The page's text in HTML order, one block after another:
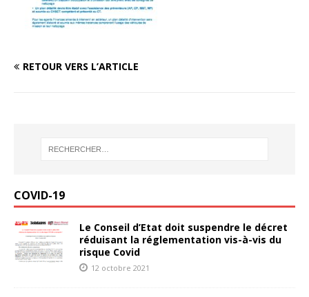
RETOUR VERS L’ARTICLE
COVID-19
Le Conseil d’Etat doit suspendre le décret
réduisant la réglementation vis-à-vis du
risque Covid
12 octobre 2021